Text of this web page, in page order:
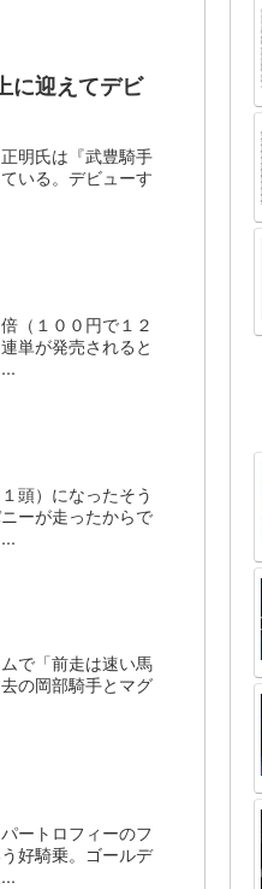
に迎えてデビ
明氏は『武豊騎手
いる。デビューす
（１００円で１２
単が発売されると
頭）になったそう
ーが走ったからで
で「前走は速い馬
の岡部騎手とマグ
ートロフィーのフ
好騎乗。ゴールデ